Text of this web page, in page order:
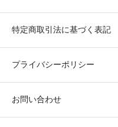
特定商取引法に基づく表記
プライバシーポリシー
お問い合わせ